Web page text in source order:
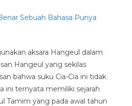
Sebuah Bahasa Punya
aksara Hangeul dalam
Hangeul yang sekilas
bahwa suku Cia-Cia ini tidak
ini ternyata memiliki sejarah
Tamim yang pada awal tahun